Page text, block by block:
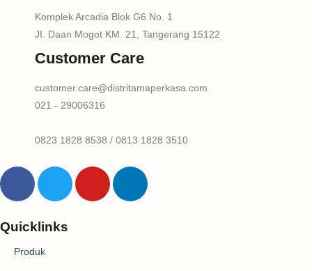
Komplek Arcadia Blok G6 No. 1
JI. Daan Mogot KM. 21, Tangerang 15122
Customer Care
customer.care@distritamaperkasa.com
021 - 29006316
0823 1828 8538 / 0813 1828 3510
Quicklinks
Produk